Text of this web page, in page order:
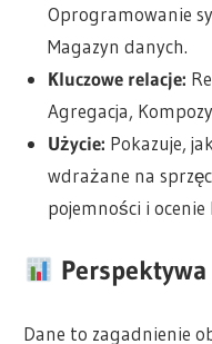
Oprogramowanie
Magazyn danych.
Kluczowe relacje:
Agregacja,
Użycie: Pokazuje,
wdrażane na
pojemności i ocenie
Dane to zagadnienie